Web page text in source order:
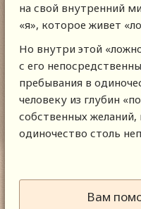
на свой внутренний
«я», которое живет
Но внутри этой
с его
пребывания в
человеку из глубин
собственных
одиночество столь
Вам